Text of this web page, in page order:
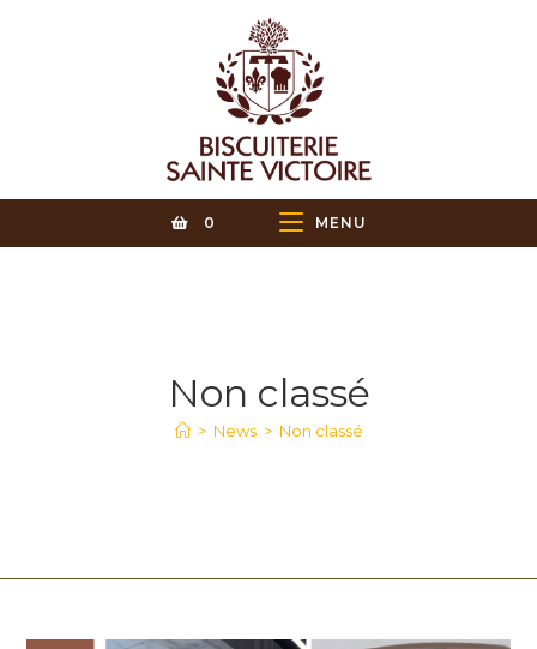
0 MENU
Non classé
> News > Non classé